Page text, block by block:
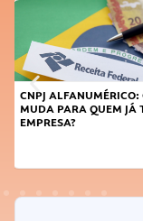
DICAS PARA OBTER